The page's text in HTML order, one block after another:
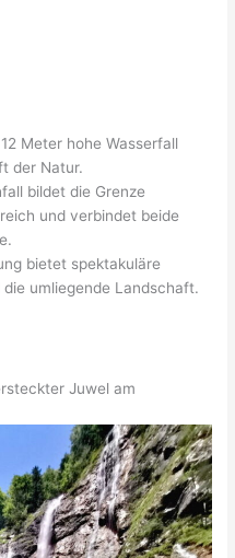
Meter hohe Wasserfall
der Natur.
bildet die Grenze
und verbindet beide
bietet spektakuläre
umliegende Landschaft.
Juwel am